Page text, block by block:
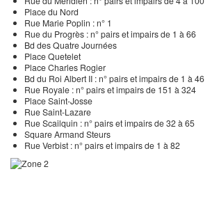
Place du Nord
Rue Marie Poplin : n° 1
Rue du Progrès : n° pairs et impairs de 1 à 66
Bd des Quatre Journées
Place Quetelet
Place Charles Rogier
Bd du Roi Albert II : n° pairs et impairs de 1 à 46
Rue Royale : n° pairs et impairs de 151 à 324
Place Saint-Josse
Rue Saint-Lazare
Rue Scailquin : n° pairs et impairs de 32 à 65
Square Armand Steurs
Rue Verbist : n° pairs et impairs de 1 à 82